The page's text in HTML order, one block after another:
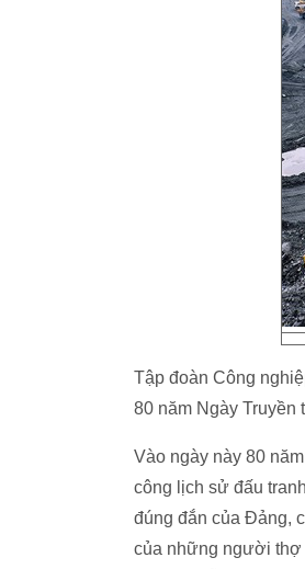
Tập đoàn Công
80 năm Ngày Truyền
Vào ngày này 80
công lịch sử đấu
đúng đắn của Đảng,
của những người thợ